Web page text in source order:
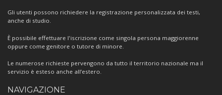
Gli utenti possono richiedere la registrazione personalizzata dei testi,
anche di studio.
È possibile effettuare l'iscrizione come singola persona maggiorenne
oppure come genitore o tutore di minore.
Le numerose richieste pervengono da tutto il territorio nazionale ma il
servizio è esteso anche all’estero.
NAVIGAZIONE